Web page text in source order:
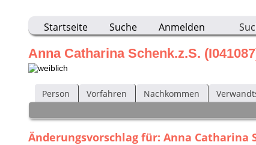
Startseite Suche Anmelden
Anna Catharina Schenk.z.S.
Person Vorfahren Nachkommen
Änderungsvorschlag für: Anna Catharina